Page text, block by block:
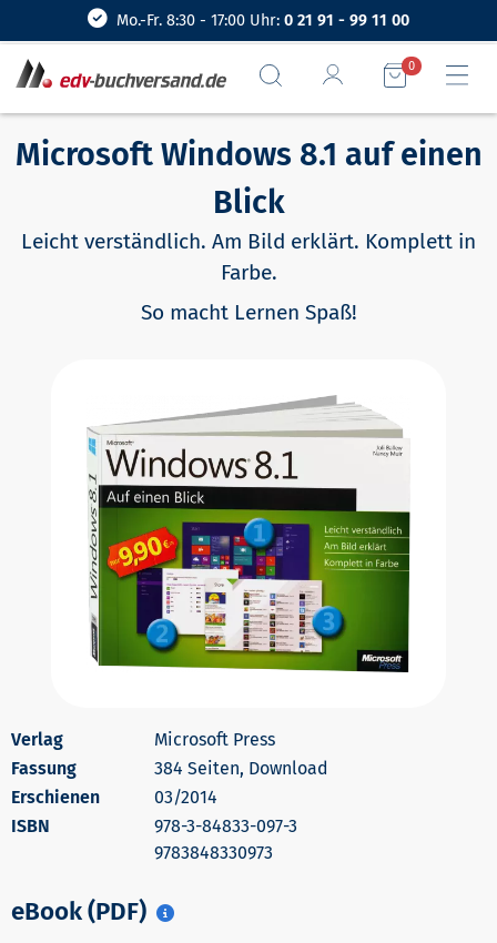
Mo.-Fr. 8:30 - 17:00 Uhr: 0 21 91 - 99 11 00
0
Microsoft Windows 8.1 auf einen
Blick
Leicht verständlich. Am Bild erklärt. Komplett in
Farbe.
So macht Lernen Spaß!
Microsoft Press
384 Seiten, Download
Erschienen
03/2014
978-3-84833-097-3
9783848330973
eBook (PDF)